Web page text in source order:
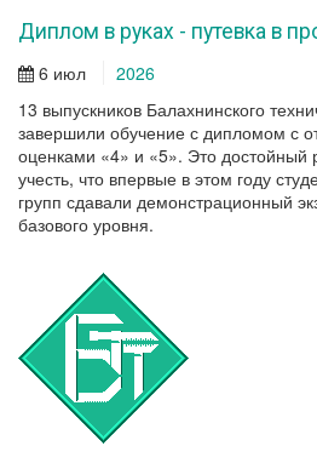
Диплом в руках - путевка в
6 июл
2026
13 выпускников Балахнинского
завершили обучение с дипломом с
оценками «4» и «5». Это достойный
учесть, что впервые в этом году
групп сдавали демонстрационный
базового уровня.